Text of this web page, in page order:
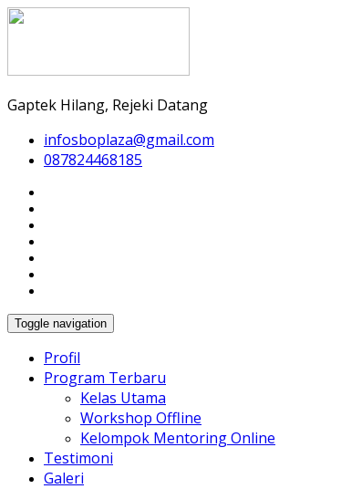
Gaptek Hilang, Rejeki Datang
infosboplaza@gmail.com
087824468185
Toggle navigation
Profil
Program Terbaru
Kelas Utama
Workshop Offline
Kelompok Mentoring Online
Testimoni
Galeri